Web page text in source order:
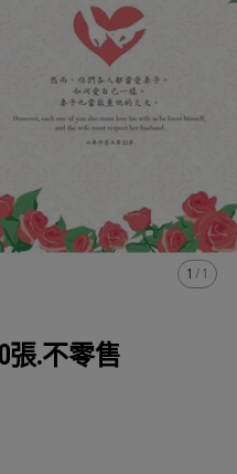
1 /1
張.不零售